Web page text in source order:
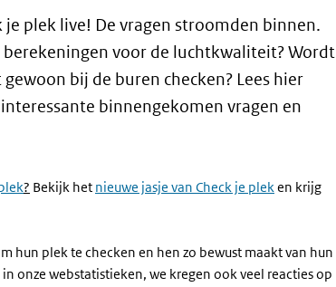
je plek live! De vragen stroomden binnen.
voor de luchtkwaliteit? Wordt
bij de buren checken? Lees hier
binnengekomen vragen en
? Bekijk het nieuwe jasje van Check je pleken krijg
hun plek te checken en hen zo bewust maakt van hun
onze webstatistieken, we kregen ook veel reacties op